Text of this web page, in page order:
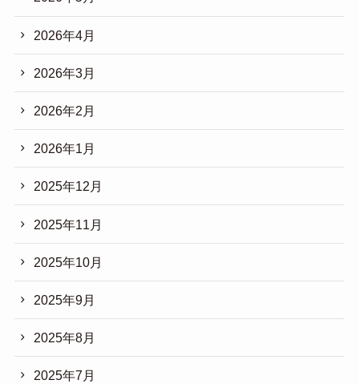
2026年4月
2026年3月
2026年2月
2026年1月
2025年12月
2025年11月
2025年10月
2025年9月
2025年8月
2025年7月